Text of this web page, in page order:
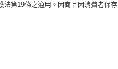
法第19條之適用。因商品因消費者保存